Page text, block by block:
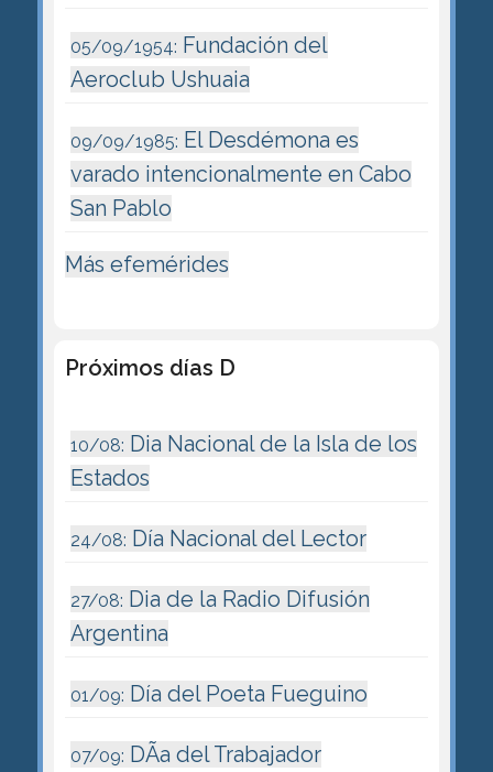
05/09/1954: Fundación del
Aeroclub Ushuaia
09/09/1985: El Desdémona es
varado intencionalmente en Cabo
San Pablo
Más efemérides
Próximos días D
10/08: Dia Nacional de la Isla de los
Estados
24/08: Día Nacional del Lector
27/08: Dia de la Radio Difusión
Argentina
01/09: Día del Poeta Fueguino
07/09: DÃ­a del Trabajador